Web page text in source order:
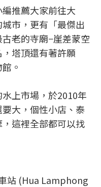
推薦大家前往大
市，更有「最傑出
老的寺廟−崖差蒙空
塔頂還有著許願
。
上市場，於2010年
大，個性小店、泰
這裡全部都可以找
站 (Hua Lamphong